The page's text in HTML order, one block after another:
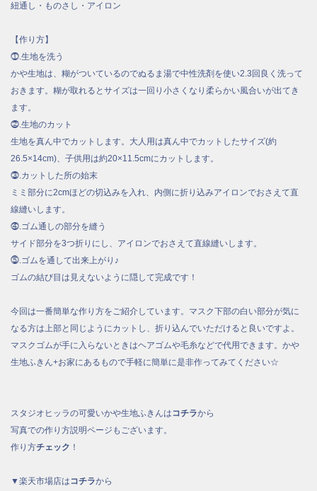
紐通し・ものさし・アイロン
【作り方】
⓵.生地を洗う
かや生地は、糊がついているのでぬるま湯で中性洗剤を使い2.3回良く洗って
おきます。糊が取れるとサイズは一回り小さくなり柔らかい風合いが出てき
ます。
⓶.生地のカット
生地を真ん中でカットします。大人用は真ん中でカットしたサイズ(約
26.5×14cm)、子供用は約20×11.5cmにカットします。
⓷.カットした所の始末
ミミ部分に2cmほどの切込みを入れ、内側に折り込みアイロンでおさえて直
線縫いします。
⓸.ゴム通しの部分を縫う
サイド部分を3つ折りにし、アイロンでおさえて直線縫いします。
⓹.ゴムを通して出来上がり♪
ゴムの結び目は見えないように隠して完成です！
今回は一番簡単な作り方をご紹介しています。マスク下部の白い部分が気に
なる方は上部と同じようにカットし、折り込んでいただけると良いですよ。
マスクゴムが手に入らないときはヘアゴムや毛糸などで代用できます。かや
生地ふきん+お家にあるもので手軽に簡単に是非作ってみてください☆
スタジオヒッラの可愛いかや生地ふきんはコチラから
写真での作り方説明ページもございます。
作り方チェック ！
▼楽天市場店はコチラから